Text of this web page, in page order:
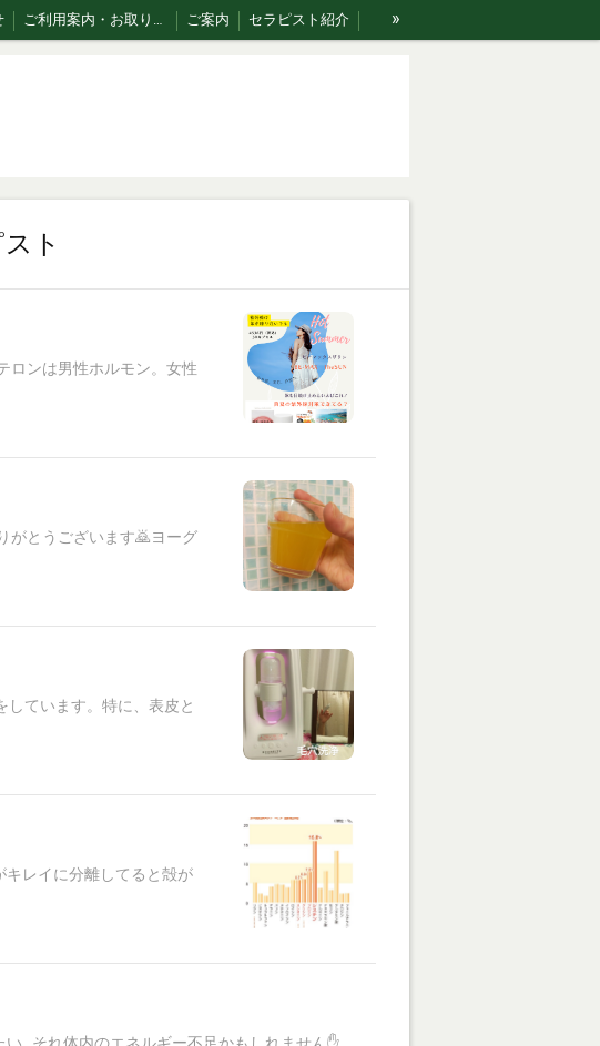
ご利用案内・お取り扱い商品･Rakumomiの想い ご案内 セラピスト紹介 »
ト
ロンは男性ホルモン。女性
がとうございます🙇ヨーグ
ています。特に、表皮と
キレイに分離してると殻が